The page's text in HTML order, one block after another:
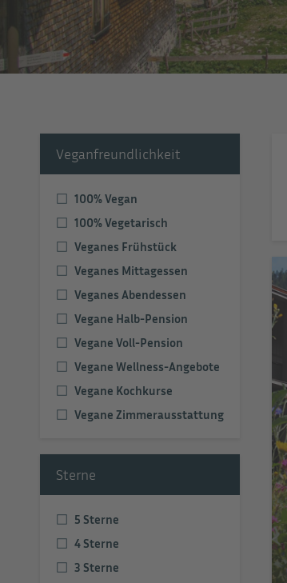
Veganfreundlichkeit
100% Vegan
100% Vegetarisch
Veganes Frühstück
Veganes Mittagessen
Veganes Abendessen
Vegane Halb-Pension
Vegane Voll-Pension
Vegane Wellness-Angebote
Vegane Kochkurse
Vegane Zimmerausstattung
Sterne
5 Sterne
4 Sterne
3 Sterne